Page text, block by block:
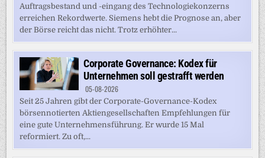
Auftragsbestand und -eingang des Technologiekonzerns
erreichen Rekordwerte. Siemens hebt die Prognose an, aber
der Börse reicht das nicht. Trotz erhöhter...
Corporate Governance: Kodex für
Unternehmen soll gestrafft werden
05-08-2026
Seit 25 Jahren gibt der Corporate-Governance-Kodex
börsennotierten Aktiengesellschaften Empfehlungen für
eine gute Unternehmensführung. Er wurde 15 Mal
reformiert. Zu oft,...